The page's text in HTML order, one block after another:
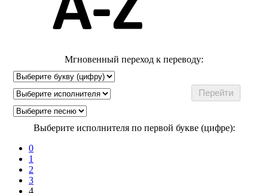
Мгновенный переход к переводу:
Выберите исполнителя по первой букве (цифре):
0
1
2
3
4